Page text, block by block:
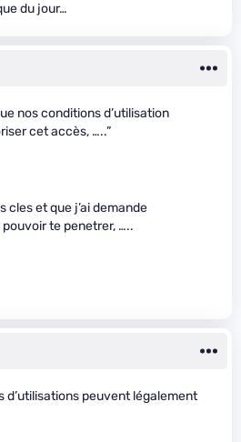
du jour…
nos conditions d’utilisation
cet accès, …..”
cles et que j’ai demande
te penetrer, …..
d’utilisations peuvent légalement